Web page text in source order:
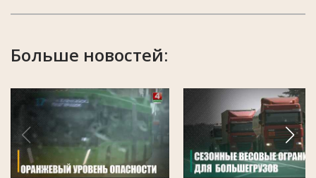
Больше новостей: